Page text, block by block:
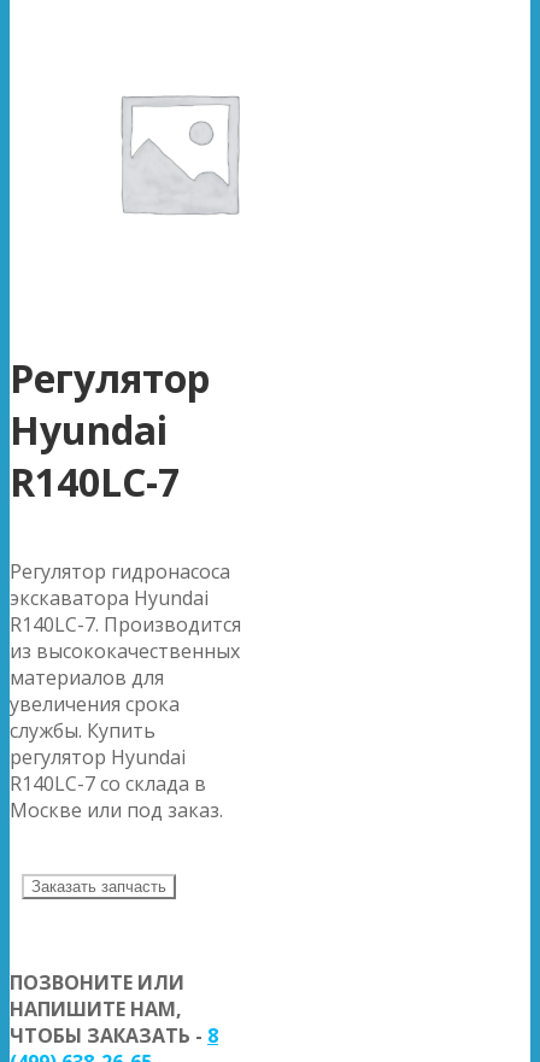
Регулятор
Hyundai
R140LC-7
Регулятор гидронасоса
экскаватора Hyundai
R140LC-7. Производится
из высококачественных
материалов для
увеличения срока
службы. Купить
регулятор Hyundai
R140LC-7 со склада в
Москве или под заказ.
Заказать запчасть
ПОЗВОНИТЕ ИЛИ
НАПИШИТЕ НАМ,
ЧТОБЫ ЗАКАЗАТЬ - 8